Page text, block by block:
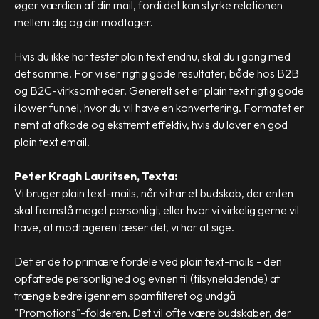
øger værdien af din mail, fordi det kan styrke relationen
mellem dig og din modtager.
Hvis du ikke har testet plain text endnu, skal du i gang med
det samme. For vi ser rigtig gode resultater, både hos B2B
og B2C-virksomheder. Generelt set er plain text rigtig gode
i lower funnel, hvor du vil have en konvertering. Formatet er
nemt at afkode og ekstremt effektiv, hvis du laver en god
plain text email.
Peter Kragh Lauritsen, Texta:
Vi bruger plain text-mails, når vi har et budskab, der enten
skal fremstå meget personligt, eller hvor vi virkelig gerne vil
have, at modtageren læser det, vi har at sige.
Det er de to primære fordele ved plain text-mails - den
opfattede personlighed og evnen til (tilsyneladende) at
trænge bedre igennem spamfilteret og undgå
"Promotions"-folderen. Det vil ofte være budskaber, der